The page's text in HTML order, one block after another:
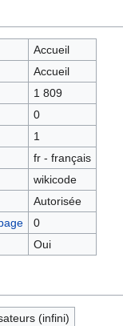
Accueil
Accueil
1 809
0
1
fr - français
wikicode
Autorisée
0
Oui
(infini)